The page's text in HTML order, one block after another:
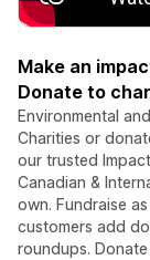
Make an
Donate to
Environmental
Charities or
our trusted
Canadian &
own. Fundraise
customers add
roundups.